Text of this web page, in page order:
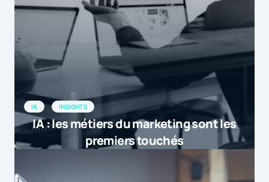
IA INSIGHTS
IA : les métiers du marketing sont les
premiers touchés